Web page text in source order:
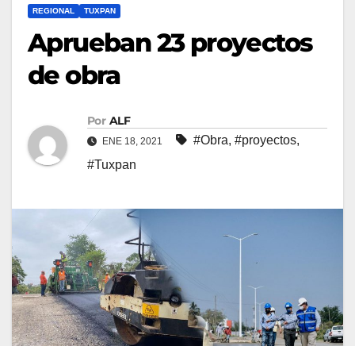
REGIONAL TUXPAN
Aprueban 23 proyectos
de obra
Por ALF
ENE 18, 2021 #Obra, #proyectos,
#Tuxpan